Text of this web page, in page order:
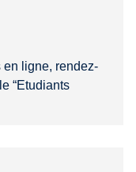
en ligne, rendez-
“Etudiants